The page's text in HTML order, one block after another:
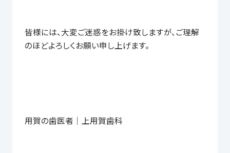
皆様には、大変ご迷惑をお掛け致しますが、ご理解
のほどよろしくお願い申し上げます。
用賀の歯医者｜上用賀歯科